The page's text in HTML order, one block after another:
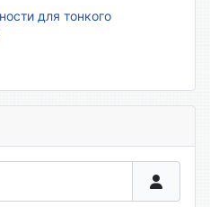
для тонкого